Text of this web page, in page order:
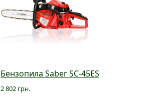
Бензопила Saber SC-45ES
2 802 грн.